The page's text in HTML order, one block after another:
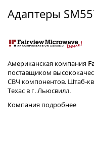
Адаптеры
Американская компания
поставщиком
СВЧ компонентов. Штаб-
Техас в г. Льюсвилл.
Компания подробнее